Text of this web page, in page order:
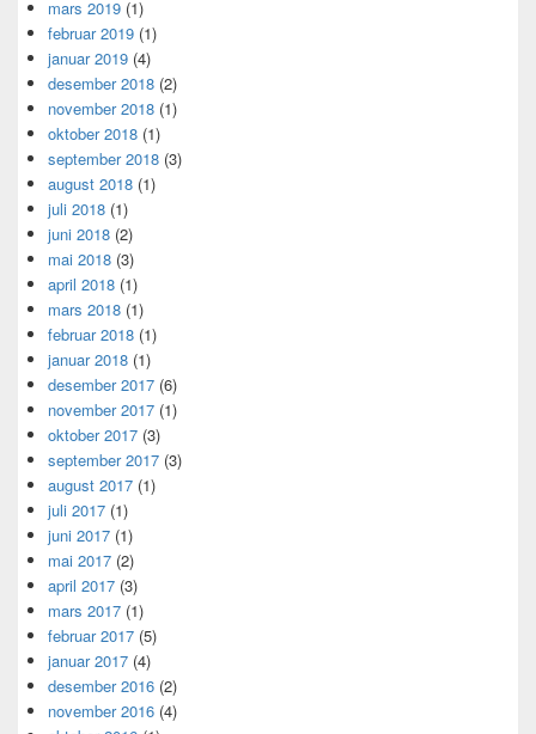
mars 2019 (1)
februar 2019 (1)
januar 2019 (4)
desember 2018 (2)
november 2018 (1)
oktober 2018 (1)
september 2018 (3)
august 2018 (1)
juli 2018 (1)
juni 2018 (2)
mai 2018 (3)
april 2018 (1)
mars 2018 (1)
februar 2018 (1)
januar 2018 (1)
desember 2017 (6)
november 2017 (1)
oktober 2017 (3)
september 2017 (3)
august 2017 (1)
juli 2017 (1)
juni 2017 (1)
mai 2017 (2)
april 2017 (3)
mars 2017 (1)
februar 2017 (5)
januar 2017 (4)
desember 2016 (2)
november 2016 (4)